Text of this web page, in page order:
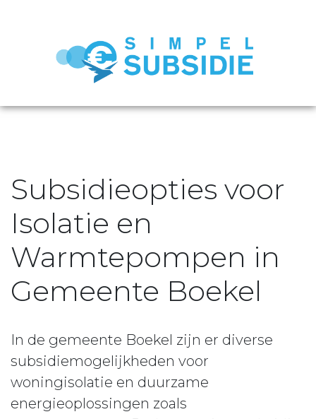
Subsidieopties voor
Isolatie en
Warmtepompen in
Gemeente Boekel
In de gemeente Boekel zijn er diverse
subsidiemogelijkheden voor
woningisolatie en duurzame
energieoplossingen zoals